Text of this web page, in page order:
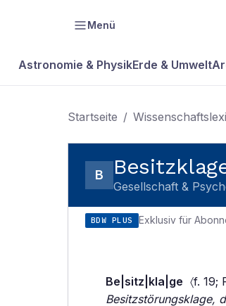
Menü
Astronomie & PhysikErde & Umwelt
Startseite /
B
Gesellschaft &
BDW PLUS Exklusiv für
Be|sitz|kla|ge 〈f.
Besitzstörungsklage,